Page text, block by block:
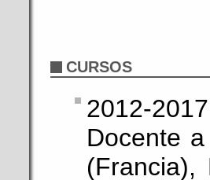
CURSOS
2012-2017
Docente
(Francia),